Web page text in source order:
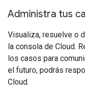
Administra tus
Visualiza, resuelve o
la consola de Cloud.
los casos para
el futuro, podrás
Cloud.